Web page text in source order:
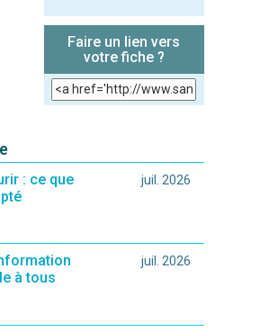
Faire un lien vers
votre fiche ?
: ce que
juil. 2026
à tous
juil. 2026